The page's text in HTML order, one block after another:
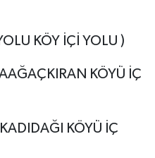
KÖY İÇİ YOLU )
KÖYÜ İÇ
KÖYÜ İÇ